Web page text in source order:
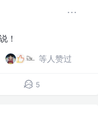
！
等人赞过
5